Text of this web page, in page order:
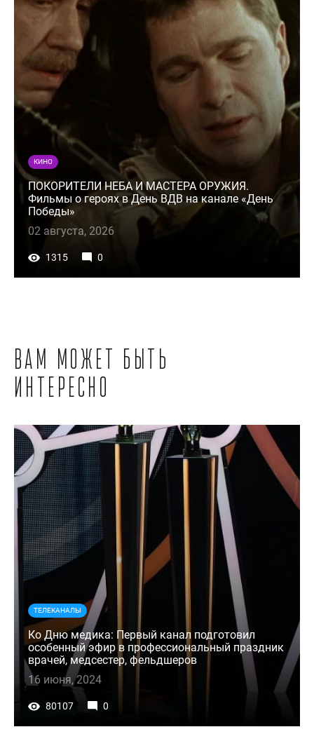
КИНО
ПОКОРИТЕЛИ НЕБА И МАСТЕРА ОРУЖИЯ.
Фильмы о героях в День ВДВ на канале «День
Победы»
02 августа, 2026
1315 0
Вам может быть
интересно
ТЕЛЕКАНАЛЫ
Ко Дню медика: Первый канал подготовил
особенный эфир в профессиональный праздник
врачей, медсестер, фельдшеров
16 июня, 2024
80107 0